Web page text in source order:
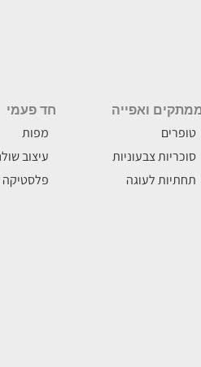
ואפייה
טופרים
סוכריות צבעוניות
תחתיות לעוגה
חד פעמי
מפות
עיצוב
פלסטיקה